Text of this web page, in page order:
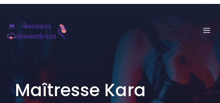
contenu
Maîtresse Kara